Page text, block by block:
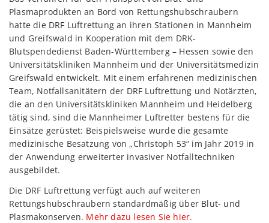
Plasmaprodukten an Bord von Rettungshubschraubern
hatte die DRF Luftrettung an ihren Stationen in Mannheim
und Greifswald in Kooperation mit dem DRK-
Blutspendedienst Baden-Württemberg – Hessen sowie den
Universitätskliniken Mannheim und der Universitätsmedizin
Greifswald entwickelt. Mit einem erfahrenen medizinischen
Team, Notfallsanitätern der DRF Luftrettung und Notärzten,
die an den Universitätskliniken Mannheim und Heidelberg
tätig sind, sind die Mannheimer Luftretter bestens für die
Einsätze gerüstet: Beispielsweise wurde die gesamte
medizinische Besatzung von „Christoph 53“ im Jahr 2019 in
der Anwendung erweiterter invasiver Notfalltechniken
ausgebildet.
Die DRF Luftrettung verfügt auch auf weiteren
Rettungshubschraubern standardmäßig über Blut- und
Plasmakonserven. Mehr dazu lesen Sie hier.